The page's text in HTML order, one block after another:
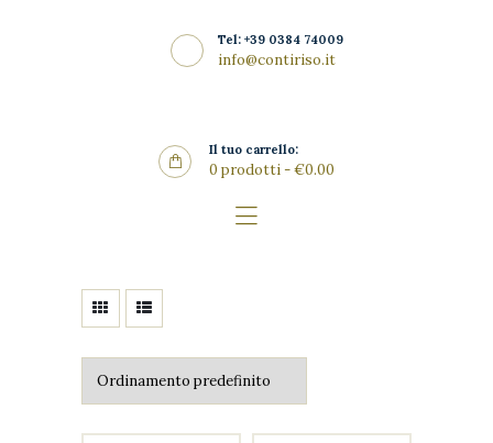
Tel: +39 0384 74009
info@contiriso.it
Il tuo carrello:
0 prodotti-€0.00
CONTIRISO
Punto Vendita
Contatti